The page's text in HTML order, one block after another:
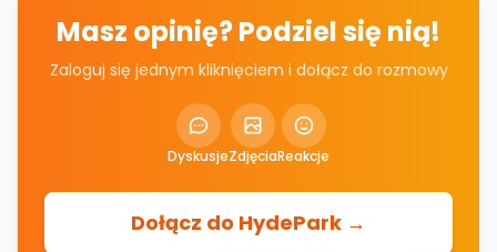
Masz opinię? Podziel się nią!
Zaloguj się jednym kliknięciem i dołącz do rozmowy
DyskusjeZdjęciaReakcje
Dołącz do HydePark →